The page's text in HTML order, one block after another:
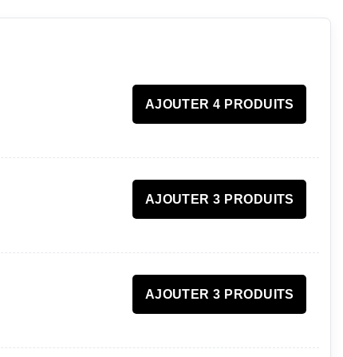
AJOUTER 4 PRODUITS
AJOUTER 3 PRODUITS
AJOUTER 3 PRODUITS